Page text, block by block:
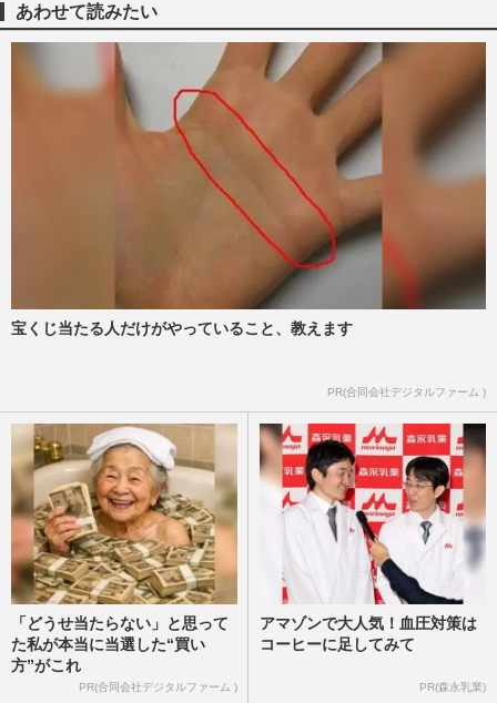
週刊女性PRIME
元SMAP中居正広「ドームで見たい」嵐ラ
スト公演“参戦”熱望で下した決断、現地に
は豪華すぎる「招待ジャニ…
週刊女性PRIME 2026/6/9
スピードワゴン小沢一敬の復帰で心変わり
か、元SMAP中居正広が引退・廃業を決め
た『のんびりなかい』を“残…
週刊女性2026年4月28日・5月5日号 2026/4/16
フジテレビの新ドラマ『夫婦別姓刑事』の
あわせて読みたい
宝くじ当たる人だけがやっていること、教えます
PR(合同会社デジタルファーム )
「どうせ当たらない」と思って
た私が本当に当選した“買い
方”がこれ
PR(合同会社デジタルファーム )
アマゾンで大人気！血圧対策は
コーヒーに足してみて
PR(森永乳業)